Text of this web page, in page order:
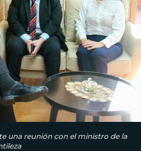
una reunión con el ministro de la